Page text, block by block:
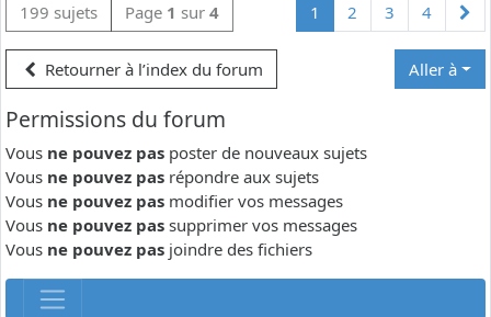
1 2 3 4
199 sujets Page 1 sur 4
Retourner à l’index du forum Aller à
Permissions du forum
Vous ne pouvez pas poster de nouveaux sujets
Vous ne pouvez pas répondre aux sujets
Vous ne pouvez pas modifier vos messages
Vous ne pouvez pas supprimer vos messages
Vous ne pouvez pas joindre des fichiers